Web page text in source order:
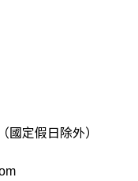
國定假日除外）